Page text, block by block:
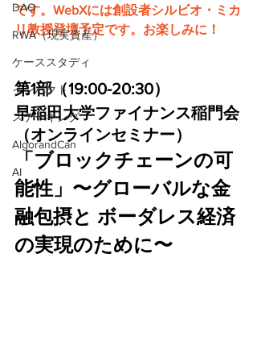
DAO
RWA（現実資産）
ケーススタディ
インパクト
ステーキング
AlgorandCan
AI
です。WebXには創設者シルビオ・ミカ
リ教授登壇予定です。お楽しみに！
第1部（19:00-20:30）
早稲田大学ファイナンス稲門会
（オンラインセミナー）
「ブロックチェーンの可
能性」〜グローバルな金
融包摂と ボーダレス経済
の実現のために〜